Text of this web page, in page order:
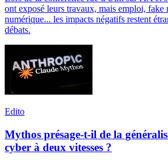
ont exposé leurs travaux, mais emploi, fake
numérique... les impacts négatifs restent
débats.
Edito
Mythos présage-t-il de la
cyber à deux vitesses ?